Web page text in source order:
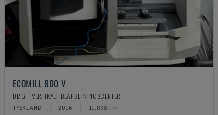
ECOMILL 800 V
DMG - VERTIKALT BEARBETNINGSCENTER
TYSKLAND 2016 11.898 tim.